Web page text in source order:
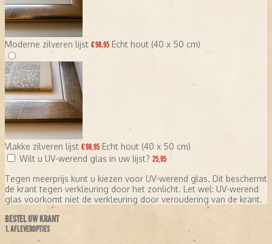
Moderne zilveren lijst € 98,95 Echt hout (40 x 50 cm)
Vlakke zilveren lijst € 98,95 Echt hout (40 x 50 cm)
Wilt u UV-werend glas in uw lijst? 25,95
Tegen meerprijs kunt u kiezen voor UV-werend glas. Dit beschermt
de krant tegen verkleuring door het zonlicht. Let wel: UV-werend
glas voorkomt niet de verkleuring door veroudering van de krant.
BESTEL UW KRANT
1. AFLEVEROPTIES